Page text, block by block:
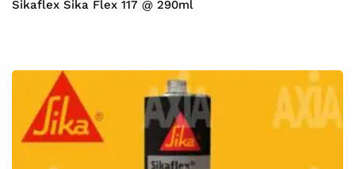
Sikaflex Sika Flex 117 @ 290ml